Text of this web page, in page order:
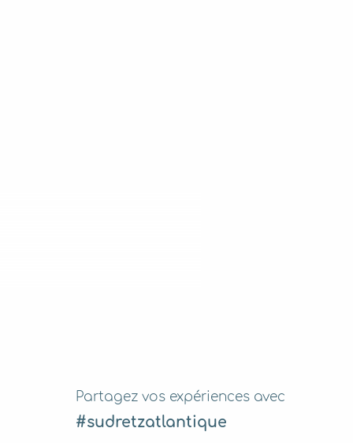
Partagez vos expériences avec
#sudretzatlantique